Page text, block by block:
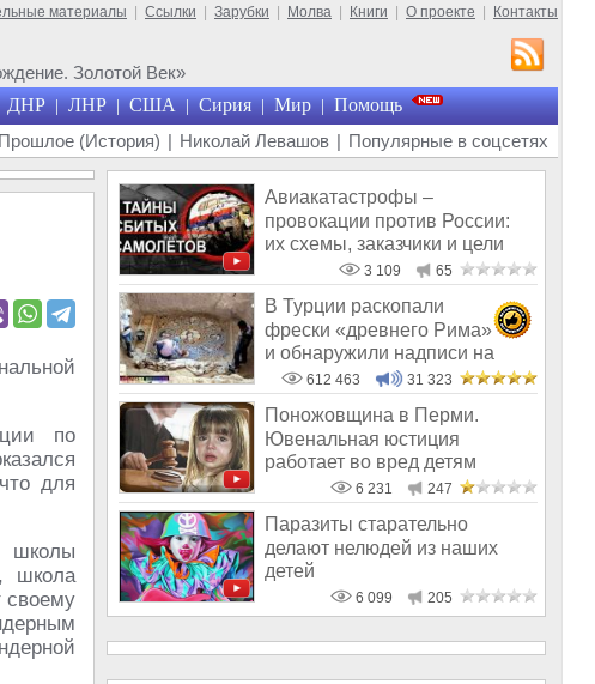
материалы Ссылки Зарубки Молва Книги О проекте Контакты
Золотой Век»
ДНР | ЛНР | США | Сирия | Мир | Помощь
Прошлое (История) | Николай Левашов | Популярные в соцсетях
по
для
школы
школа
своему
Авиакатастрофы –
провокации против России:
их схемы, заказчики и цели
3 109 65
В Турции раскопали
фрески «древнего Рима»
и обнаружили надписи на
Русском!
612 463 31 323
Поножовщина в Перми.
Ювенальная юстиция
работает во вред детям
6 231 247
Паразиты старательно
делают нелюдей из наших
детей
6 099 205